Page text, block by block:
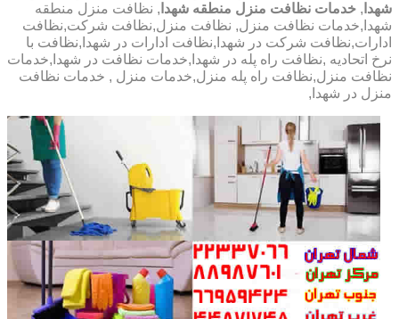
شهدا , خدمات نظافت منزل منطقه شهدا , نظافت منزل منطقه
شهدا,خدمات نظافت منزل, نظافت منزل,نظافت شرکت,نظافت
ادارات,نظافت شرکت در شهدا,نظافت ادارات در شهدا,نظافت با
نرخ اتحادیه ,نظافت راه پله در شهدا,خدمات نظافت در شهدا,خدمات
نظافت منزل,نظافت راه پله منزل,خدمات منزل , خدمات نظافت
منزل در شهدا,